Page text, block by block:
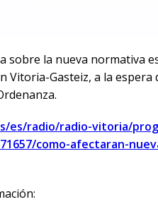
sobre la nueva normativa
Vitoria-Gasteiz, a la
es/radio/radio-vitoria/
como-afectaran-